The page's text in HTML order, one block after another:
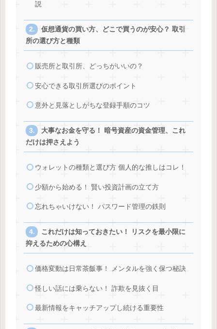
説
仮想通貨の買い方、どこで買うのが安心？ 取引
所の選び方と種類
販売所と取引所、どっちがいいの？
安心できる取引所選びのポイント
意外と見落としがちな登録手順のコツ
大事なお金を守る！ 暗号資産の資金管理、これ
だけは押さえよう
ウォレットの種類と選び方 個人的な推しはコレ！
少額から始める！ 賢い投資計画の立て方
忘れちゃいけない！ パスワード管理の鉄則
これだけは知っておきたい！ リスクを最小限に
抑えるための心構え
価格変動は日常茶飯事！ メンタルを強く保つ秘訣
怪しい話には乗らない！ 詐欺を見抜く目
最新情報をキャッチアップし続ける重要性